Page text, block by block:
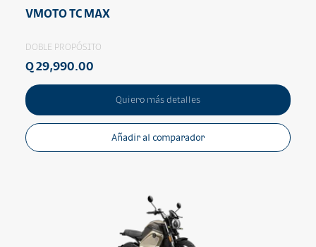
VMOTO TC MAX
DOBLE PROPÓSITO
Q 29,990.00
Quiero más detalles
Añadir al comparador